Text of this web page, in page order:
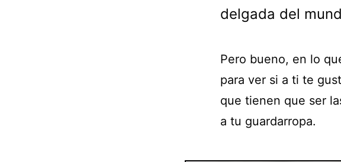
delgada del
Pero bueno, en lo
para ver si a ti te
que tienen que ser
a tu guardarropa.